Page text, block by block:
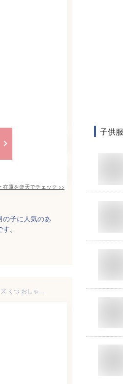
在庫を楽天でチェック >>
子に人気のあ
。
子供服